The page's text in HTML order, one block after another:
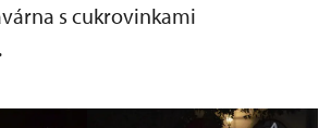
s cukrovinkami